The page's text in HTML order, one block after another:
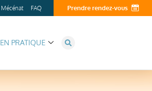
Mécénat FAQ Prendre rendez-vous
EN PRATIQUE